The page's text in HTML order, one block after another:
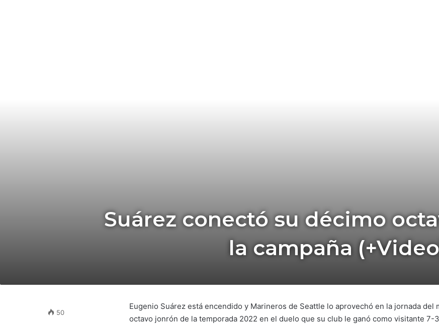
Suárez conectó su décimo
la campaña
Eugenio Suárez está encendido y Marineros de Seattle lo aprovechó en la jornada
octavo jonrón de la temporada 2022 en el duelo que su club le ganó como visitante 7-
50